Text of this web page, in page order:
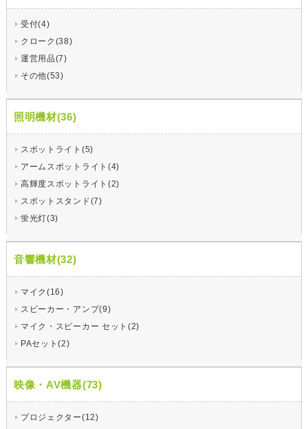
受付(4)
クローク(38)
運営用品(7)
その他(53)
照明機材(36)
スポットライト(5)
アームスポットライト(4)
高輝度スポットライト(2)
スポットスタンド(7)
蛍光灯(3)
音響機材(32)
マイク(16)
スピーカー・アンプ(9)
マイク・スピーカー セット(2)
PAセット(2)
映像・AV機器(73)
プロジェクター(12)